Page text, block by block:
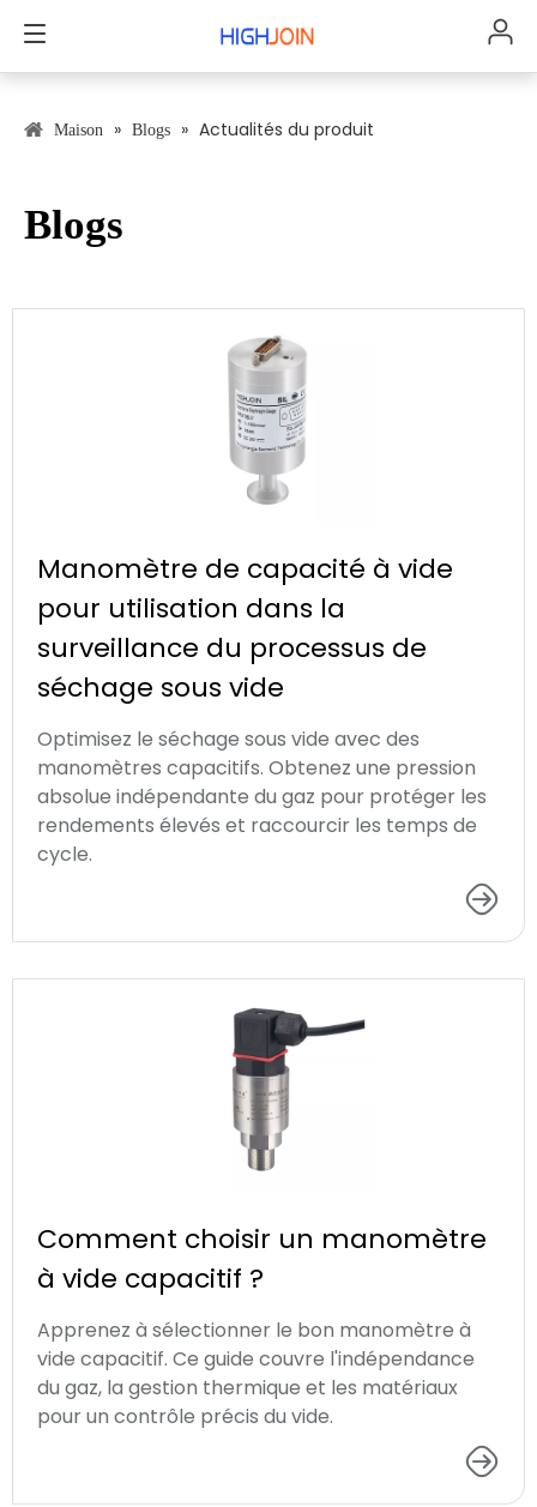
Maison » Blogs » Actualités du produit
Blogs
Manomètre de capacité à vide
pour utilisation dans la
surveillance du processus de
séchage sous vide
Optimisez le séchage sous vide avec des
manomètres capacitifs. Obtenez une pression
absolue indépendante du gaz pour protéger les
rendements élevés et raccourcir les temps de
cycle.
Comment choisir un manomètre
à vide capacitif ?
Apprenez à sélectionner le bon manomètre à
vide capacitif. Ce guide couvre l'indépendance
du gaz, la gestion thermique et les matériaux
pour un contrôle précis du vide.